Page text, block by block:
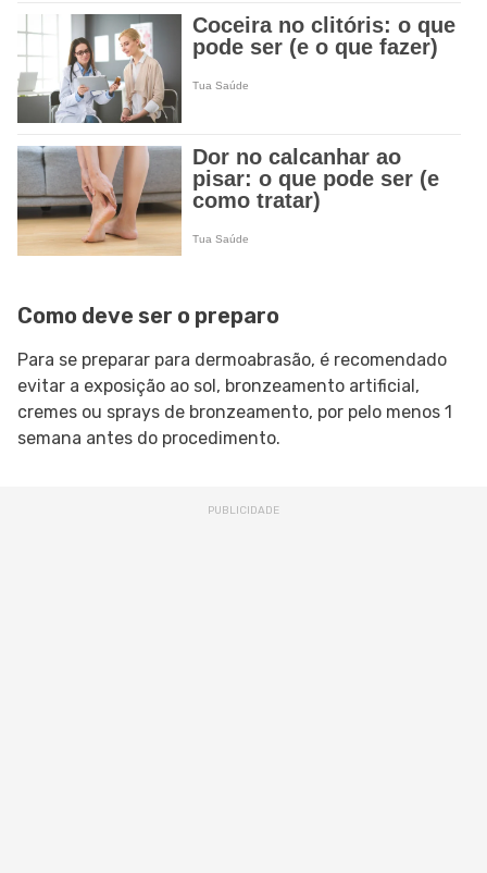
Como deve ser o preparo
Para se preparar para dermoabrasão, é recomendado
evitar a exposição ao sol, bronzeamento artificial,
cremes ou sprays de bronzeamento, por pelo menos 1
semana antes do procedimento.